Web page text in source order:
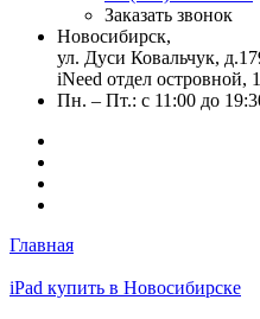
Заказать звонок
Новосибирск,
ул. Дуси Ковальчук,
iNeed отдел островной,
Пн. – Пт.: с 11:00 до
Главная
iPad купить в Новосибирске